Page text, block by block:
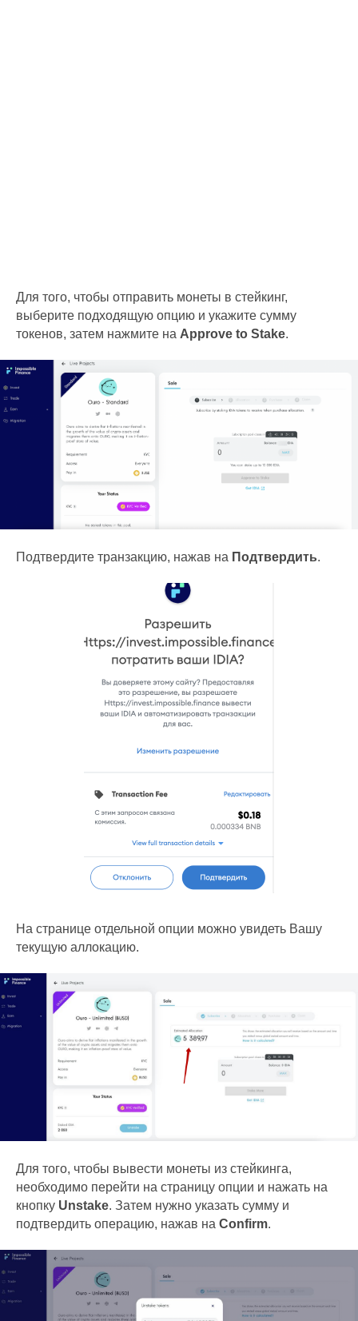
Для того, чтобы отправить монеты в стейкинг,
выберите подходящую опцию и укажите сумму
токенов, затем нажмите на Approve to Stake.
Подтвердите транзакцию, нажав на Подтвердить.
На странице отдельной опции можно увидеть Вашу
текущую аллокацию.
Для того, чтобы вывести монеты из стейкинга,
необходимо перейти на страницу опции и нажать на
кнопку Unstake. Затем нужно указать сумму и
подтвердить операцию, нажав на Confirm.